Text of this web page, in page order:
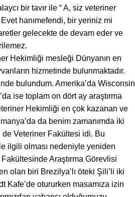
bir tavır ile “ A, siz veteriner
hanımefendi, bir yeriniz mi
gelecekte de devam eder ve
Hekimliği mesleği Dünyanın en
hizmetinde bulunmaktadır.
bulundum. Amerika’da Wisconsin
ise toplam on dört ay araştırma
Hekimliği en çok kazanan ve
da benim zamanımda iki
Veteriner Fakültesi idi. Bu
ilgili olması nedeniyle yeniden
Araştırma Görevlisi
olan biri Brezilya’lı öteki Şili’li iki
Kafe’de otururken masamıza izin